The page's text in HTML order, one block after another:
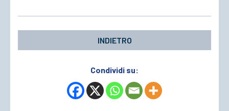
INDIETRO
Condividi su: